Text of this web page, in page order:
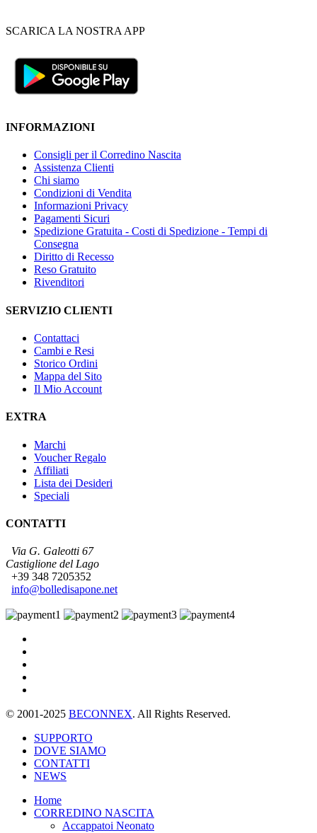
SCARICA LA NOSTRA APP
INFORMAZIONI
Consigli per il Corredino Nascita
Assistenza Clienti
Chi siamo
Condizioni di Vendita
Informazioni Privacy
Pagamenti Sicuri
Spedizione Gratuita - Costi di Spedizione - Tempi di
Consegna
Diritto di Recesso
Reso Gratuito
Rivenditori
SERVIZIO CLIENTI
Contattaci
Cambi e Resi
Storico Ordini
Mappa del Sito
Il Mio Account
EXTRA
Marchi
Voucher Regalo
Affiliati
Lista dei Desideri
Speciali
CONTATTI
Via G. Galeotti 67
Castiglione del Lago
+39 348 7205352
info@bolledisapone.net
© 2001-2025 BECONNEX. All Rights Reserved.
SUPPORTO
DOVE SIAMO
CONTATTI
NEWS
Home
CORREDINO NASCITA
Accappatoi Neonato